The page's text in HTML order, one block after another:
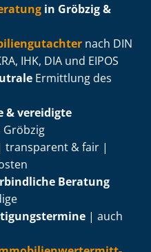
in Gröbzig &
nach DIN
IHK, DIA und EIPOS
Ermittlung des
& vereidigte
Gröbzig
transparent & fair |
Beratung
| auch